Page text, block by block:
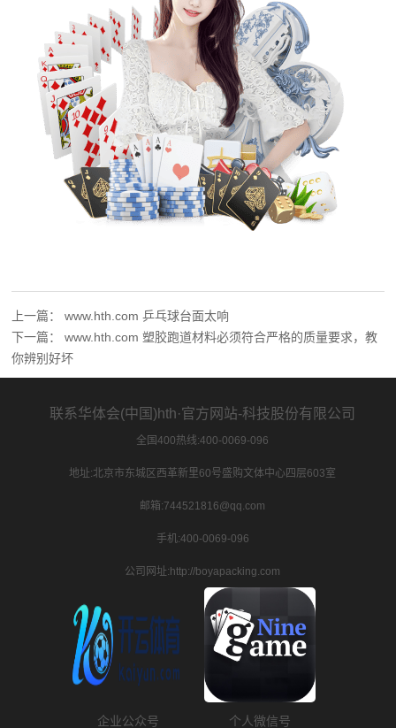
上一篇：www.hth.com 乒乓球台面太响
下一篇：www.hth.com 塑胶跑道材料必须符合严格的质量要求，教
你辨别好坏
联系华体会(中国)hth·官方网站-科技股份有限公司
全国400热线:400-0069-096
地址:北京市东城区西革新里60号盛购文体中心四层603室
邮箱:744521816@qq.com
手机:400-0069-096
公司网址:http://boyapacking.com
企业公众号 个人微信号